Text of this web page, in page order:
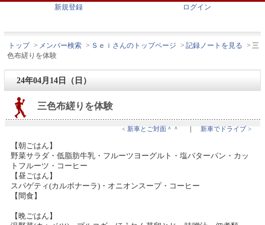
新規登録 ログイン
トップ > メンバー検索 > Ｓｅｉさんのトップページ > 記録ノートを見る > 三
色布縒りを体験
24年04月14日（日）
三色布縒りを体験
< 新車とご対面＾＾ ｜ 新車でドライブ >
【朝ごはん】
野菜サラダ・低脂肪牛乳・フルーツヨーグルト・塩バターパン・カッ
トフルーツ・コーヒー
【昼ごはん】
スパゲティ(カルボナーラ)・オニオンスープ・コーヒー
【間食】
【晩ごはん】